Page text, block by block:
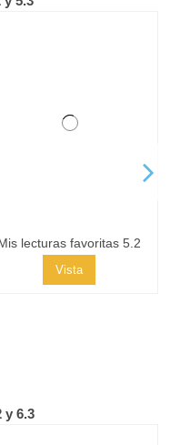
lecturas favoritas 5.2
Vista
y 6.3